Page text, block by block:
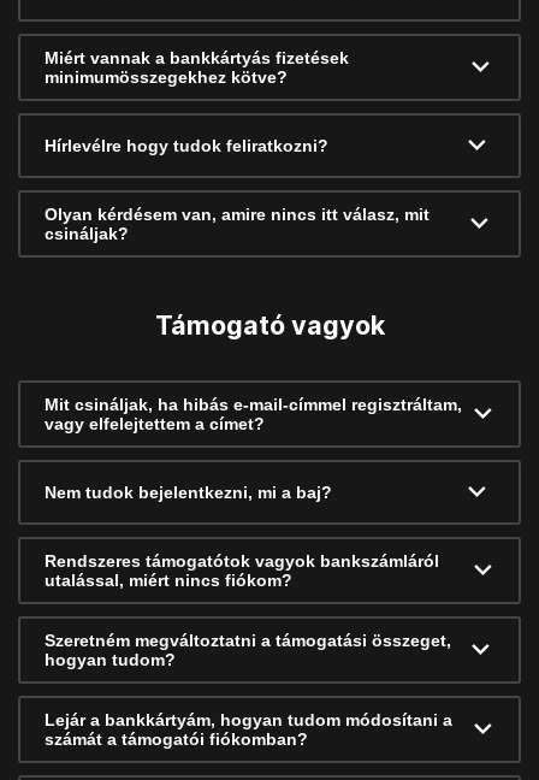
Miért vannak a bankkártyás fizetések
minimumösszegekhez kötve?
Hírlevélre hogy tudok feliratkozni?
Olyan kérdésem van, amire nincs itt válasz, mit
csináljak?
Támogató vagyok
Mit csináljak, ha hibás e-mail-címmel regisztráltam,
vagy elfelejtettem a címet?
Nem tudok bejelentkezni, mi a baj?
Rendszeres támogatótok vagyok bankszámláról
utalással, miért nincs fiókom?
Szeretném megváltoztatni a támogatási összeget,
hogyan tudom?
Lejár a bankkártyám, hogyan tudom módosítani a
számát a támogatói fiókomban?